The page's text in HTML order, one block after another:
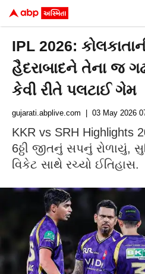
IPL 2026:
હૈદરાબાદને તેના જ
કેવી રીતે પલટાઈ ગેમ
gujarati.abplive.com | 03 May 2026
KKR vs SRH Highlights
6ઠ્ઠી જીતનું સપનું રોળાયું,
વિકેટ સાથે રચ્યો ઈતિહાસ.